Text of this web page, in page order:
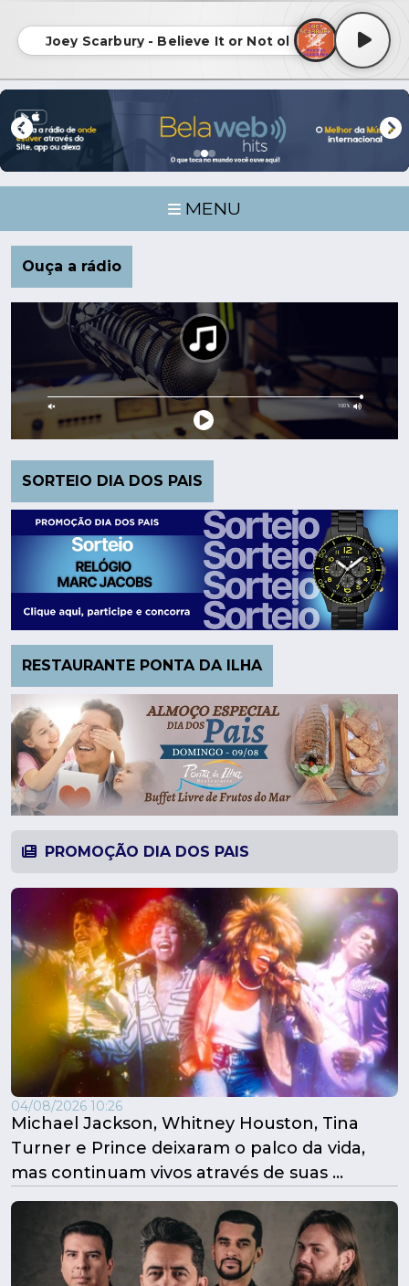
Joey Scarbury - Believe It or Not ok
MENU
Ouça a rádio
SORTEIO DIA DOS PAIS
RESTAURANTE PONTA DA ILHA
PROMOÇÃO DIA DOS PAIS
04/08/2026 10:26
Michael Jackson, Whitney Houston, Tina
Turner e Prince deixaram o palco da vida,
mas continuam vivos através de suas ...